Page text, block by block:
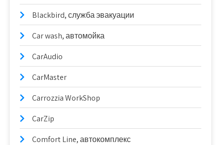
Blackbird, служба эвакуации
Car wash, автомойка
CarAudio
CarMaster
Carrozzia WorkShop
CarZip
Comfort Line, автокомплекс